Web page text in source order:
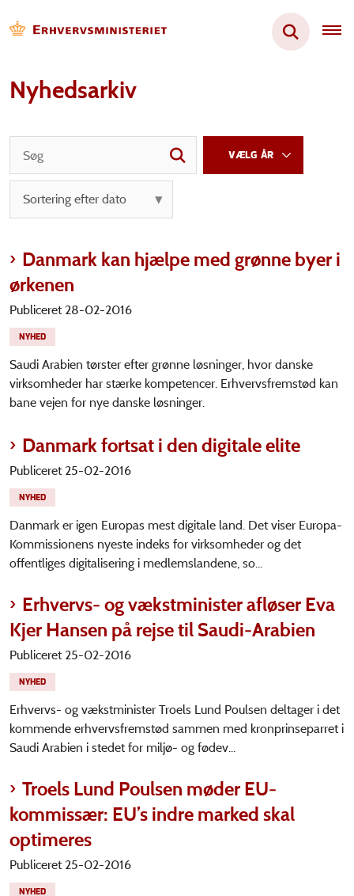
Nyhedsarkiv
Danmark kan hjælpe med grønne byer i
ørkenen
Publiceret 28-02-2016
NYHED
Saudi Arabien tørster efter grønne løsninger, hvor danske
virksomheder har stærke kompetencer. Erhvervsfremstød kan
bane vejen for nye danske løsninger.
Danmark fortsat i den digitale elite
Publiceret 25-02-2016
NYHED
Danmark er igen Europas mest digitale land. Det viser Europa-
Kommissionens nyeste indeks for virksomheder og det
offentliges digitalisering i medlemslandene, so...
Erhvervs- og vækstminister afløser Eva
Kjer Hansen på rejse til Saudi-Arabien
Publiceret 25-02-2016
NYHED
Erhvervs- og vækstminister Troels Lund Poulsen deltager i det
kommende erhvervsfremstød sammen med kronprinseparret i
Saudi Arabien i stedet for miljø- og fødev...
Troels Lund Poulsen møder EU-
kommissær: EU’s indre marked skal
optimeres
Publiceret 25-02-2016
NYHED